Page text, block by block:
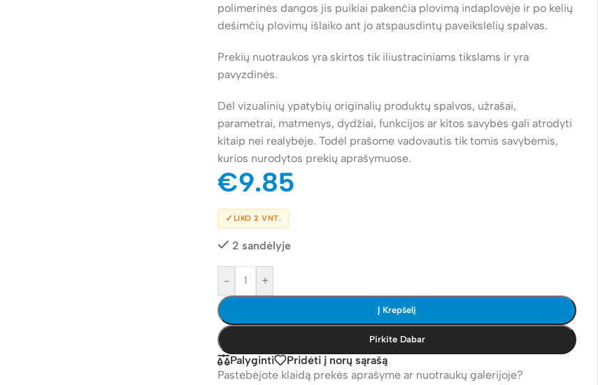
polimerinės dangos jis puikiai pakenčia plovimą indaplovėje ir po kelių
dešimčių plovimų išlaiko ant jo atspausdintų paveikslėlių spalvas.
Prekių nuotraukos yra skirtos tik iliustraciniams tikslams ir yra
pavyzdinės.
Dėl vizualinių ypatybių originalių produktų spalvos, užrašai,
parametrai, matmenys, dydžiai, funkcijos ar kitos savybės gali atrodyti
kitaip nei realybėje. Todėl prašome vadovautis tik tomis savybėmis,
kurios nurodytos prekių aprašymuose.
€9.85
✓ LIKO 2 VNT.
2 sandėlyje
- +
Į Krepšelį
Pirkite Dabar
Palyginti
Pridėti į norų sąrašą
Pastebėjote klaidą prekės aprašyme ar nuotraukų galerijoje?